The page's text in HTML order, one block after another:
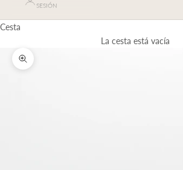
SESIÓN
Cesta
La cesta está vacía
Zoom